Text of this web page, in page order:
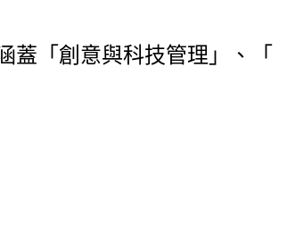
蓋「創意與科技管理」、「